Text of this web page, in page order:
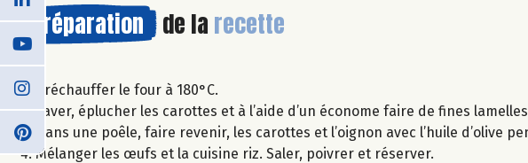
Préparation de la recette
Préchauffer le four à 180°C.
Laver, éplucher les carottes et à l’aide d’un économe faire de fines
Dans une poêle, faire revenir, les carottes et l’oignon avec l’huile d’olive
Mélanger les œufs et la cuisine riz. Saler, poivrer et réserver.